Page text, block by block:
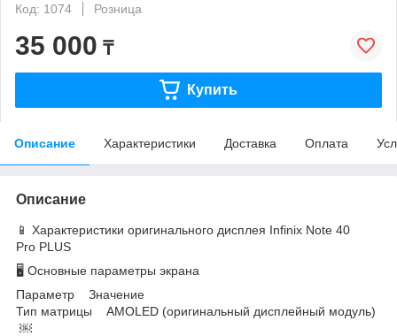
Код: 1074
Розница
35 000 ₸
Купить
Описание Характеристики Доставка Оплата
Описание
📱 Характеристики оригинального дисплея Infinix Note 40
Pro PLUS
🖥️ Основные параметры экрана
Параметр Значение
Тип матрицы AMOLED (оригинальный дисплейный модуль)
￼